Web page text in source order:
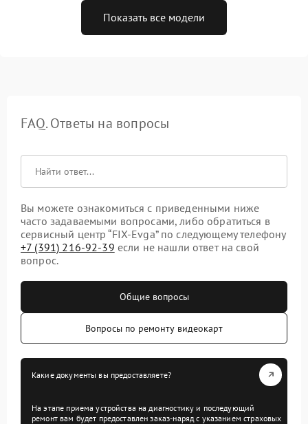
Показать все модели
FAQ. Ответы на вопросы
Вы можете ознакомиться с приведенными ниже
часто задаваемыми вопросами, либо обратиться в
сервисный центр “FIX-Evga” по следующему телефону
+7 (391) 216-92-39 если не нашли ответ на свой
вопрос.
Общие вопросы
Вопросы по ремонту видеокарт
Какие документы вы предоставляете?
На этапе приема устройства на диагностику и последующий
ремонт вам будет предоставлен заказ-наряд с указанием страховых